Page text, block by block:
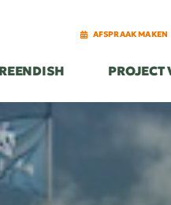
AFSPRAAK MAKEN
PROJECT
AFSPRAAK MAKEN
PROJECT